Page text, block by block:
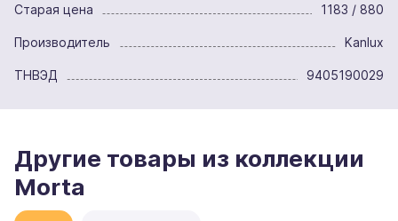
Старая цена 1183 / 880
Производитель Kanlux
ТНВЭД 9405190029
Другие товары из коллекции
Morta